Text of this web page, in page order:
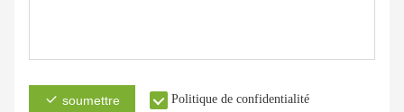
soumettre Politique de confidentialité